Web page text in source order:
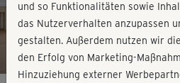
und so Funktionalitäten sowie
das Nutzerverhalten anzupassen
gestalten. Außerdem nutzen wir
den Erfolg von Marketing-
Hinzuziehung externer